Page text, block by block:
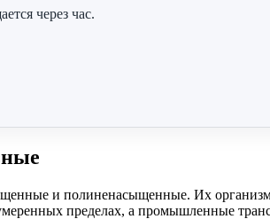
через час.
и полиненасыщенные. Их
пределах, а промышленные